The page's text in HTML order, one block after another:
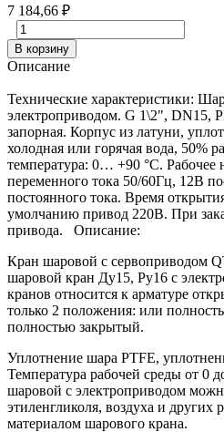
7 184,66 ₽
В корзину
Описание
Технические характеристики:
электроприводом. G 1\2", DN15,
запорная. Корпус из латуни,
холодная или горячая вода, 50%
температура: 0… +90 °С. Рабочее
переменного тока 50/60Гц, 12В
постоянного тока. Время
умолчанию привод 220В. При
привода. Описание:
Кран шаровой с сервоприводом
шаровой кран Ду15, Ру16 с
кранов относится к арматуре
только 2 положения: или
полностью закрытый.
Уплотнение шара PTFE,
Температура рабочей среды от 0
шаровой с электроприводом
этиленгликоля, воздуха и других
материалом шарового крана.